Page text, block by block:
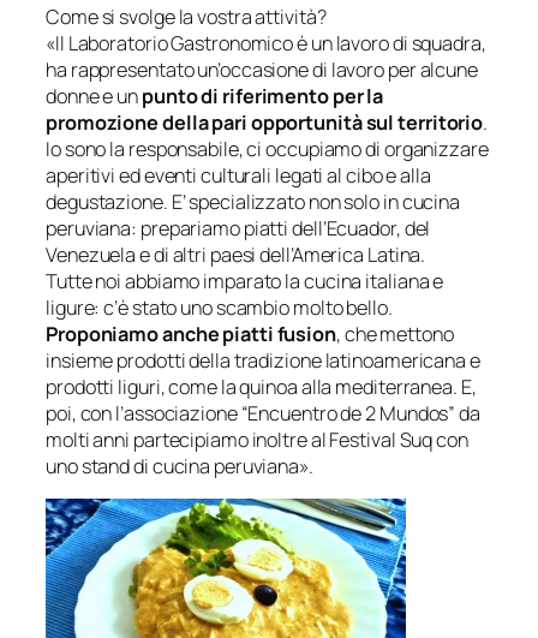
Come si svolge la vostra attività?
«Il Laboratorio Gastronomico è un lavoro di squadra,
ha rappresentato un’occasione di lavoro per alcune
donne e unpunto di riferimento per la
promozione della pari opportunità sul territorio.
Io sono la responsabile, ci occupiamo di organizzare
aperitivi ed eventi culturali legati al cibo e alla
degustazione. E’ specializzato non solo in cucina
peruviana: prepariamo piatti dell’Ecuador, del
Venezuela e di altri paesi dell’America Latina.
Tutte noi abbiamo imparato la cucina italiana e
ligure: c’è stato uno scambio molto bello.
Proponiamo anche piatti fusion, che mettono
insieme prodotti della tradizione latinoamericana e
prodotti liguri, come la quinoa alla mediterranea. E,
poi, con l’associazione “Encuentro de 2 Mundos” da
molti anni partecipiamo inoltre al Festival Suq con
uno stand di cucina peruviana».